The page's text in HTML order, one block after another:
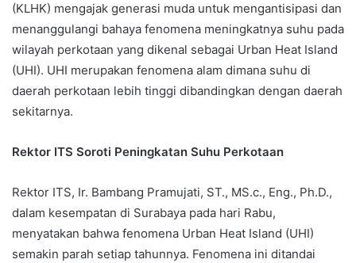
(KLHK) mengajak generasi muda untuk mengantisipasi dan
menanggulangi bahaya fenomena meningkatnya suhu pada
wilayah perkotaan yang dikenal sebagai Urban Heat Island
(UHI). UHI merupakan fenomena alam dimana suhu di
daerah perkotaan lebih tinggi dibandingkan dengan daerah
sekitarnya.
Rektor ITS Soroti Peningkatan Suhu Perkotaan
Rektor ITS, Ir. Bambang Pramujati, ST., MS.c., Eng., Ph.D.,
dalam kesempatan di Surabaya pada hari Rabu,
menyatakan bahwa fenomena Urban Heat Island (UHI)
semakin parah setiap tahunnya. Fenomena ini ditandai